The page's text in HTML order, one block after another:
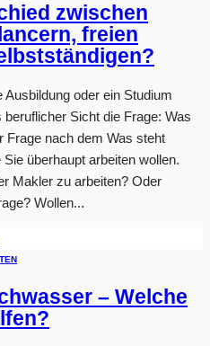
zwischen
freien
oder ein Studium
Sicht die Frage: Was
Frage nach dem Was steht
überhaupt arbeiten wollen.
Makler zu arbeiten? Oder
Wollen...
– Welche